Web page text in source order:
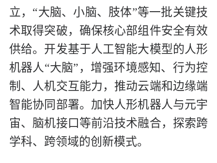
立，“大脑、小脑、肢体”等一批关键技
术取得突破，确保核心部组件安全有效
供给。开发基于人工智能大模型的人形
机器人“大脑”，增强环境感知、行为控
制、人机交互能力，推动云端和边缘端
智能协同部署。加快人形机器人与元宇
宙、脑机接口等前沿技术融合，探索跨
学科、跨领域的创新模式。